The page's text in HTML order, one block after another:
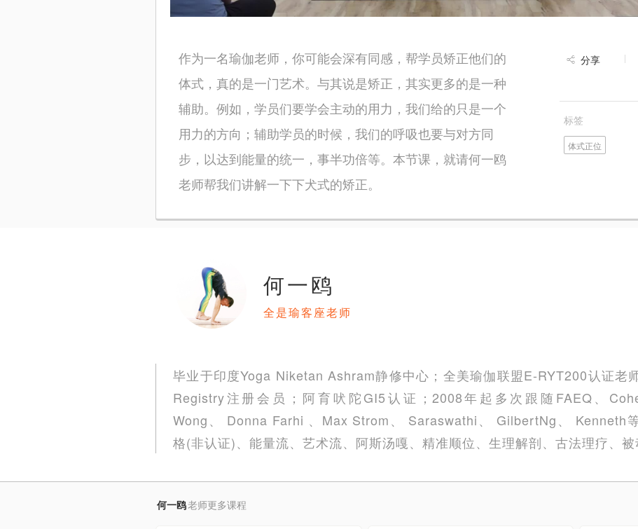
作为一名瑜伽老师，你可能会深有同感，帮学员矫正他们的
体式，真的是一门艺术。与其说是矫正，其实更多的是一种
辅助。例如，学员们要学会主动的用力，我们给的只是一个
用力的方向；辅助学员的时候，我们的呼吸也要与对方同
步，以达到能量的统一，事半功倍等。本节课，就请何一鸥
老师帮我们讲解一下下犬式的矫正。
分享
标签
体式正位
何一鸥
全是瑜客座老师
毕业于印度Yoga Niketan Ashram静修中心；全美瑜伽联盟E-RYT200认证老
Registry注册会员；阿育吠陀GI5认证；2008年起多次跟随FAEQ、
Wong、 Donna Farhi 、Max Strom、 Saraswathi、 GilbertNg、 Kenneth
格(非认证)、能量流、艺术流、阿斯汤嘎、精准顺位、生理解剖、古法理疗、被
何一鸥老师更多课程